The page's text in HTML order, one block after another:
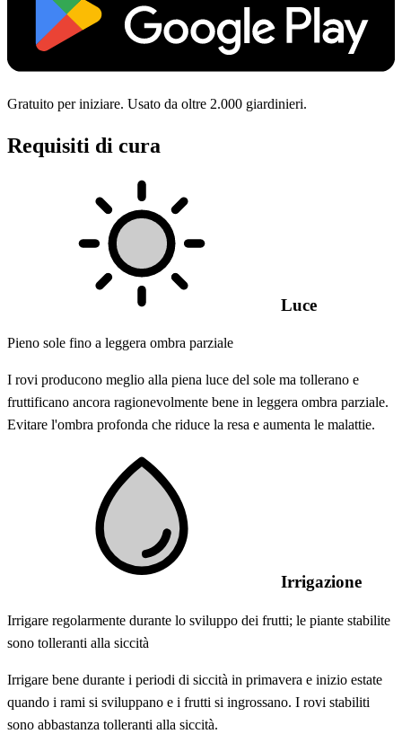
Gratuito per iniziare. Usato da oltre 2.000 giardinieri.
Requisiti di cura
Luce
Pieno sole fino a leggera ombra parziale
I rovi producono meglio alla piena luce del sole ma tollerano e
fruttificano ancora ragionevolmente bene in leggera ombra parziale.
Evitare l'ombra profonda che riduce la resa e aumenta le malattie.
Irrigazione
Irrigare regolarmente durante lo sviluppo dei frutti; le piante stabilite
sono tolleranti alla siccità
Irrigare bene durante i periodi di siccità in primavera e inizio estate
quando i rami si sviluppano e i frutti si ingrossano. I rovi stabiliti
sono abbastanza tolleranti alla siccità.